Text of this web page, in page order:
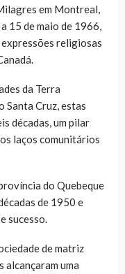
em Montreal,
15 de maio de 1966,
religiosas
da Terra
Santa Cruz, estas
décadas, um pilar
laços comunitários
do Quebeque
de 1950 e
sucesso.
de matriz
uma